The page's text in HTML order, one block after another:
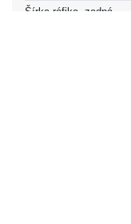
Šírka ráfika, zadná